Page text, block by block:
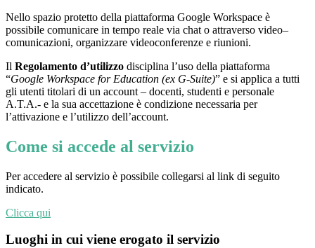
Nello spazio protetto della piattaforma Google Workspace è
possibile comunicare in tempo reale via chat o attraverso video–
comunicazioni, organizzare videoconferenze e riunioni.
Il Regolamento d’utilizzo disciplina l’uso della piattaforma
“Google Workspace for Education (ex G-Suite)” e si applica a tutti
gli utenti titolari di un account – docenti, studenti e personale
A.T.A.- e la sua accettazione è condizione necessaria per
l’attivazione e l’utilizzo dell’account.
Come si accede al servizio
Per accedere al servizio è possibile collegarsi al link di seguito
indicato.
Clicca qui
Luoghi in cui viene erogato il servizio